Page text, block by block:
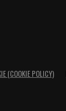
(COOKIE POLICY)